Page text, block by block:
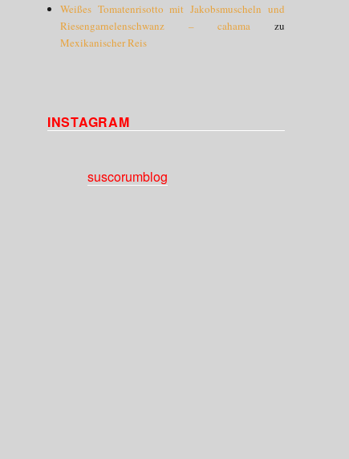
Weißes Tomatenrisotto mit Jakobsmuscheln und
Riesengarnelenschwanz – cahama zu
Mexikanischer Reis
INSTAGRAM
suscorumblog